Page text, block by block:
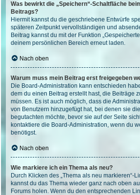
Was bewirkt die „Speichern“-Schaltfläche
Beitrags?
Hiermit kannst du die geschriebene Entwürfe
späteren Zeitpunkt vervollständigen und
Beitrag kannst du mit der Funktion
deinem persönlichen Bereich erneut laden.
Nach oben
Warum muss mein Beitrag erst freigegeben
Die Board-Administration kann entschieden
dem du einen Beitrag erstellt hast, die Beiträge
müssen. Es ist auch möglich, dass die
von Benutzern hinzugefügt hat, bei denen sie
begutachten möchte, bevor sie auf der Seite
kontaktiere die Board-Administration, wenn du
benötigst.
Nach oben
Wie markiere ich ein Thema als neu?
Durch Klicken des „Thema als neu markieren“-
kannst du das Thema wieder ganz nach oben
Forums holen. Wenn du den entsprechenden